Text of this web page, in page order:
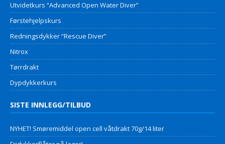
Utvidetkurs “Advanced Open Water Diver”
Førstehjelpskurs
Redningsdykker “Rescue Diver”
Nitrox
Tørrdrakt
Dypdykkerkurs
SISTE INNLEGG/TILBUD
NYHET! Smøremiddel open cell våtdrakt 70g/14 liter